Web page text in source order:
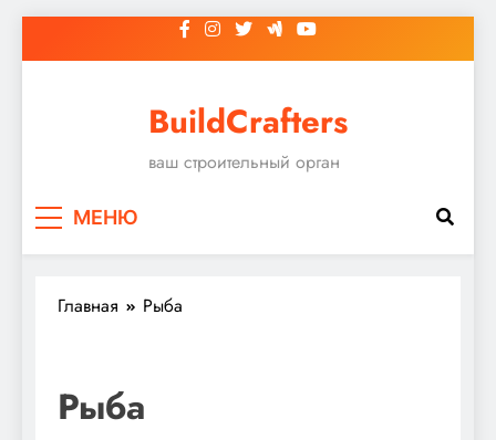
к
BuildCrafters
ваш строительный орган
МЕНЮ
Главная Рыба
Рыба